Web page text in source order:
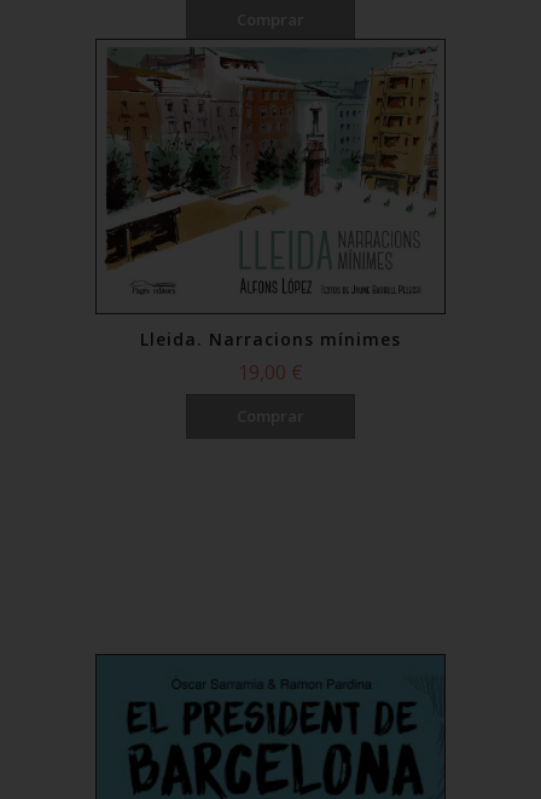
Lleida. Narracions mínimes
19,00 €